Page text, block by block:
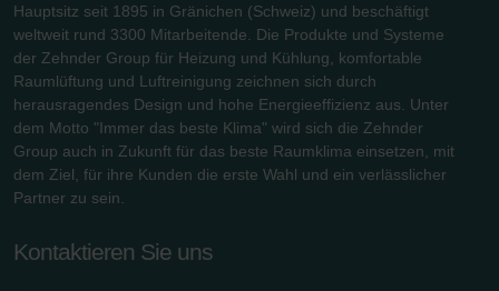
Hauptsitz seit 1895 in Gränichen (Schweiz) und beschäftigt
weltweit rund 3300 Mitarbeitende. Die Produkte und Systeme
der Zehnder Group für Heizung und Kühlung, komfortable
Raumlüftung und Luftreinigung zeichnen sich durch
herausragendes Design und hohe Energieeffizienz aus. Unter
dem Motto "Immer das beste Klima" wird sich die Zehnder
Group auch in Zukunft für das beste Raumklima einsetzen, mit
dem Ziel, für ihre Kunden die erste Wahl und ein verlässlicher
Partner zu sein.
Kontaktieren Sie uns